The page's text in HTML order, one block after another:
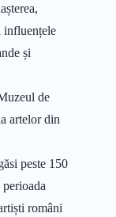
influențele
și
de
artelor din
peste 150
români